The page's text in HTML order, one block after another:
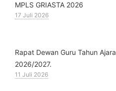
MPLS GRIASTA 2026
17 Juli 2026
Rapat Dewan Guru Tahun
2026/2027.
11 Juli 2026